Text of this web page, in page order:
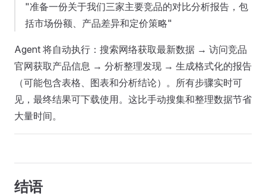
"准备一份关于我们三家主要竞品的对比分析报告，包
括市场份额、产品差异和定价策略"
Agent 将自动执行：搜索网络获取最新数据 → 访问竞品
官网获取产品信息 → 分析整理发现 → 生成格式化的报告
（可能包含表格、图表和分析结论）。所有步骤实时可
见，最终结果可下载使用。这比手动搜集和整理数据节省
大量时间。
结语